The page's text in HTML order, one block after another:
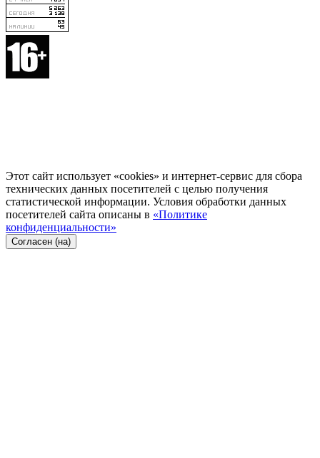
Этот сайт использует «cookies» и интернет-сервис для сбора
технических данных посетителей с целью получения
статистической информации. Условия обработки данных
посетителей сайта описаны в «Политике
конфиденциальности»
Согласен (на)